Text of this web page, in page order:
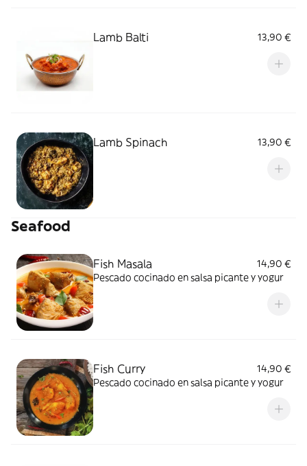
Lamb Balti 13,90 €
Lamb Spinach 13,90 €
Seafood
Fish Masala
14,90 €
Pescado cocinado en salsa picante y yogur
Fish Curry
14,90 €
Pescado cocinado en salsa picante y yogur